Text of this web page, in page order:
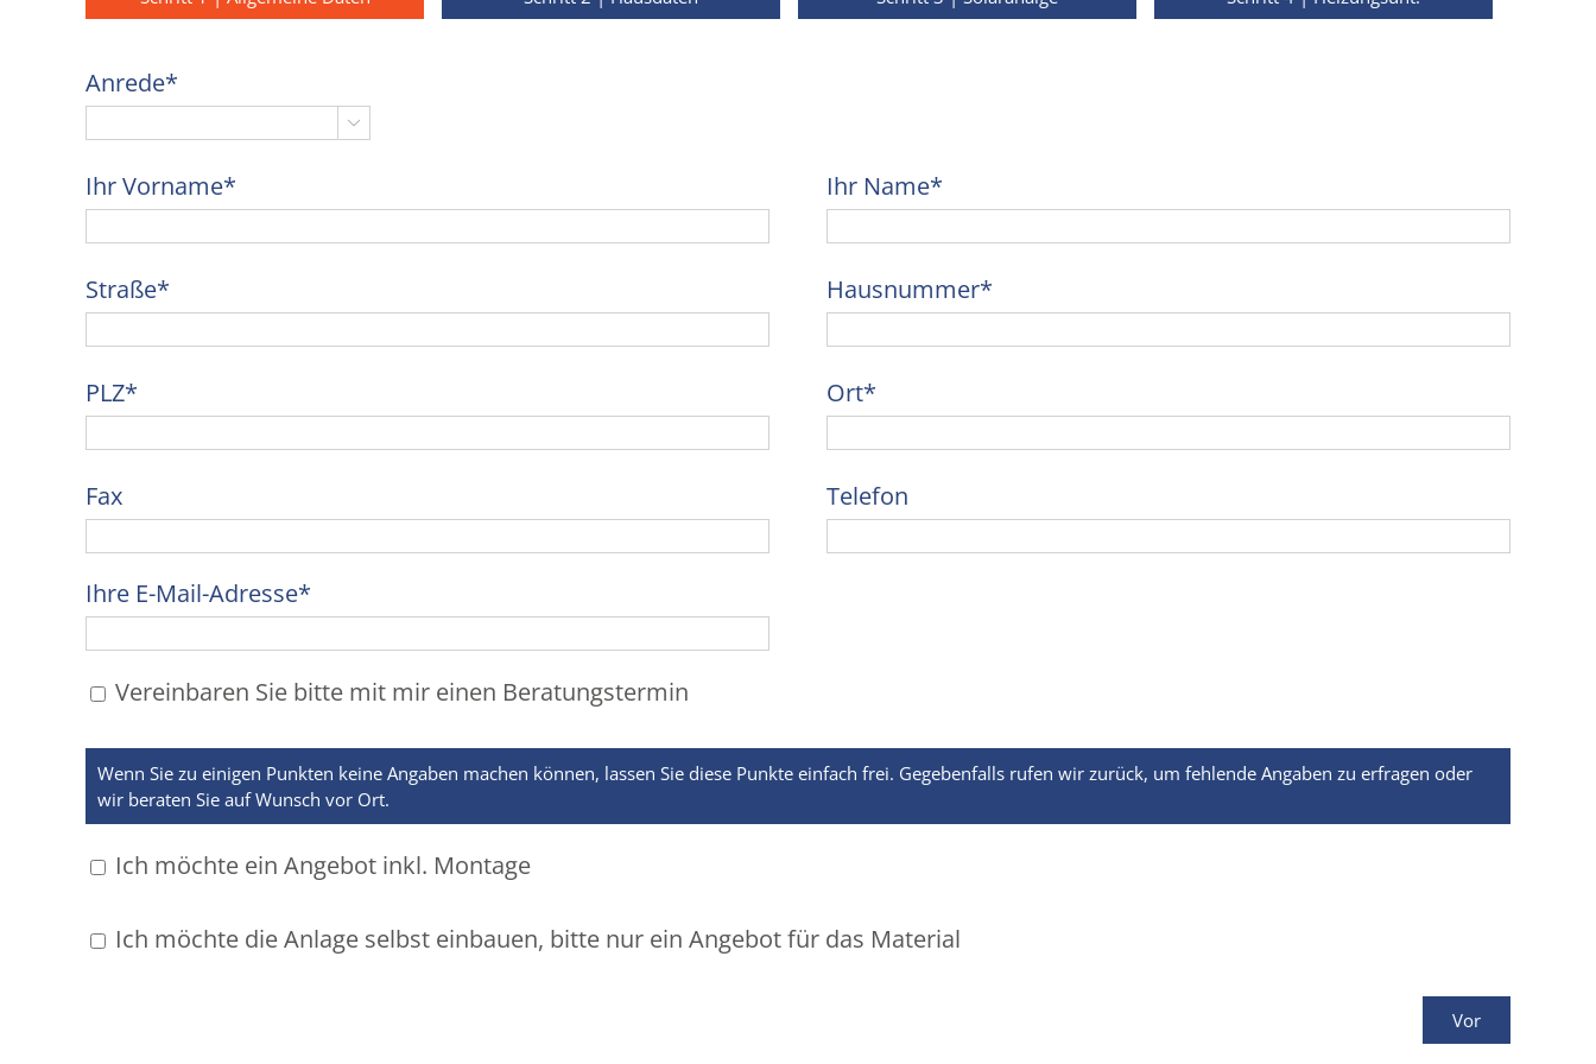
Anrede*

Ihr Vorname* Ihr Name*
Straße* Hausnummer*
PLZ* Ort*
Fax Telefon
Ihre E-Mail-Adresse*
Vereinbaren Sie bitte mit mir einen Beratungstermin
Wenn Sie zu einigen Punkten keine Angaben machen können, lassen Sie diese Punkte einfach frei. Gegebenfalls rufen wir zurück, um fehlende Angaben zu erfragen oder
wir beraten Sie auf Wunsch vor Ort.
Ich möchte ein Angebot inkl. Montage
Ich möchte die Anlage selbst einbauen, bitte nur ein Angebot für das Material
Vor